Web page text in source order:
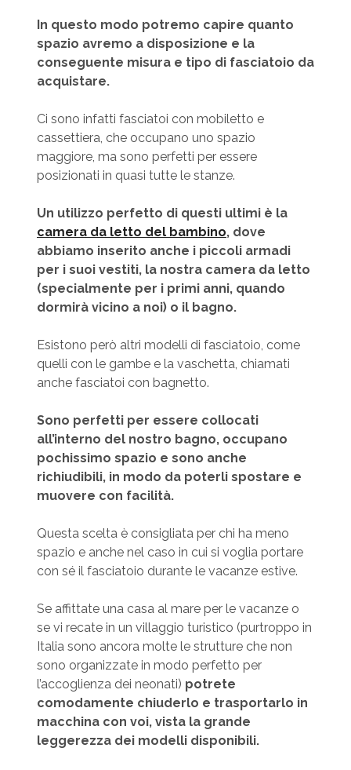
In questo modo potremo capire quanto
spazio avremo a disposizione e la
conseguente misura e tipo di fasciatoio da
acquistare.
Ci sono infatti fasciatoi con mobiletto e
cassettiera, che occupano uno spazio
maggiore, ma sono perfetti per essere
posizionati in quasi tutte le stanze.
Un utilizzo perfetto di questi ultimi è la
camera da letto del bambino, dove
abbiamo inserito anche i piccoli armadi
per i suoi vestiti, la nostra camera da letto
(specialmente per i primi anni, quando
dormirà vicino a noi) o il bagno.
Esistono però altri modelli di fasciatoio, come
quelli con le gambe e la vaschetta, chiamati
anche fasciatoi con bagnetto.
Sono perfetti per essere collocati
all’interno del nostro bagno, occupano
pochissimo spazio e sono anche
richiudibili, in modo da poterli spostare e
muovere con facilità.
Questa scelta è consigliata per chi ha meno
spazio e anche nel caso in cui si voglia portare
con sé il fasciatoio durante le vacanze estive.
Se affittate una casa al mare per le vacanze o
se vi recate in un villaggio turistico (purtroppo in
Italia sono ancora molte le strutture che non
sono organizzate in modo perfetto per
l’accoglienza dei neonati) potrete
comodamente chiuderlo e trasportarlo in
macchina con voi, vista la grande
leggerezza dei modelli disponibili.